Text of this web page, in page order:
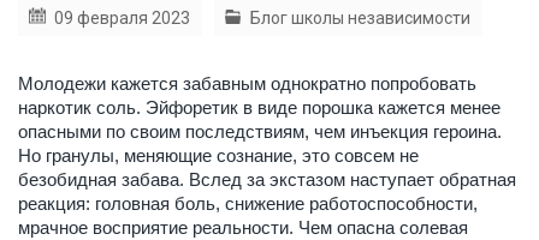
09 февраля 2023 Блог школы независимости
Молодежи кажется забавным однократно попробовать
наркотик соль. Эйфоретик в виде порошка кажется менее
опасными по своим последствиям, чем инъекция героина.
Но гранулы, меняющие сознание, это совсем не
безобидная забава. Вслед за экстазом наступает обратная
реакция: головная боль, снижение работоспособности,
мрачное восприятие реальности. Чем опасна солевая